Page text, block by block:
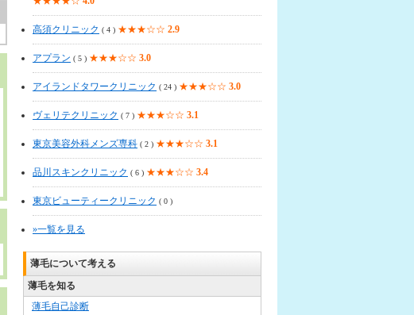
高須クリニック ( 4 ) ★★★☆☆ 2.9
アプラン ( 5 ) ★★★☆☆ 3.0
アイランドタワークリニック ( 24 ) ★★★☆☆ 3.0
ヴェリテクリニック ( 7 ) ★★★☆☆ 3.1
東京美容外科メンズ専科 ( 2 ) ★★★☆☆ 3.1
品川スキンクリニック ( 6 ) ★★★☆☆ 3.4
東京ビューティークリニック ( 0 )
»一覧を見る
薄毛について考える
薄毛を知る
薄毛自己診断